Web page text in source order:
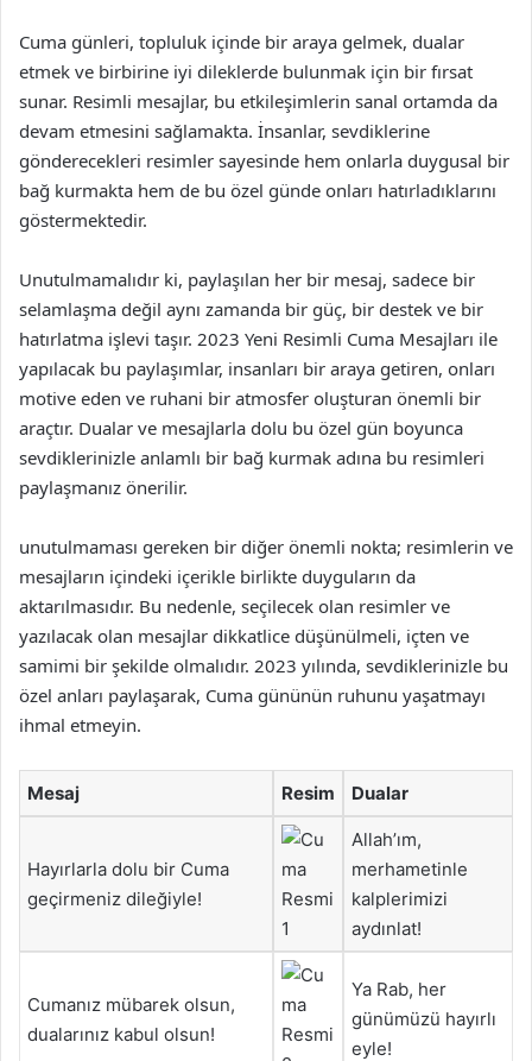
Cuma günleri, topluluk içinde bir araya gelmek, dualar
etmek ve birbirine iyi dileklerde bulunmak için bir fırsat
sunar. Resimli mesajlar, bu etkileşimlerin sanal ortamda da
devam etmesini sağlamakta. İnsanlar, sevdiklerine
gönderecekleri resimler sayesinde hem onlarla duygusal bir
bağ kurmakta hem de bu özel günde onları hatırladıklarını
göstermektedir.
Unutulmamalıdır ki, paylaşılan her bir mesaj, sadece bir
selamlaşma değil aynı zamanda bir güç, bir destek ve bir
hatırlatma işlevi taşır. 2023 Yeni Resimli Cuma Mesajları ile
yapılacak bu paylaşımlar, insanları bir araya getiren, onları
motive eden ve ruhani bir atmosfer oluşturan önemli bir
araçtır. Dualar ve mesajlarla dolu bu özel gün boyunca
sevdiklerinizle anlamlı bir bağ kurmak adına bu resimleri
paylaşmanız önerilir.
unutulmaması gereken bir diğer önemli nokta; resimlerin ve
mesajların içindeki içerikle birlikte duyguların da
aktarılmasıdır. Bu nedenle, seçilecek olan resimler ve
yazılacak olan mesajlar dikkatlice düşünülmeli, içten ve
samimi bir şekilde olmalıdır. 2023 yılında, sevdiklerinizle bu
özel anları paylaşarak, Cuma gününün ruhunu yaşatmayı
ihmal etmeyin.
Mesaj Resim Dualar
Hayırlarla dolu bir Cuma
geçirmeniz dileğiyle!
Allah’ım,
merhametinle
kalplerimizi
aydınlat!
Cumanız mübarek olsun,
dualarınız kabul olsun!
Ya Rab, her
günümüzü hayırlı
eyle!